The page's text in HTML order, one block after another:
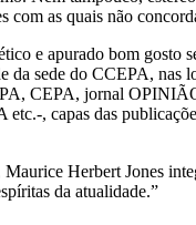
com as quais não
e apurado bom gosto
da sede do CCEPA, nas
CEPA, jornal
, capas das
Herbert Jones
da atualidade.”